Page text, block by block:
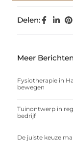
Delen:
Meer Berichten
Fysiotherapie in
bewegen
Tuinontwerp in
bedrijf
De juiste keuze